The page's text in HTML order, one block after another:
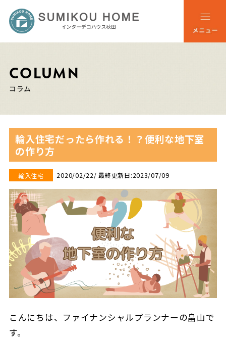
COLUMN
コラム
輸入住宅だったら作れる！？便利な地下室
の作り方
輸入住宅 2020/02/22/ 最終更新日:2023/07/09
こんにちは、ファイナンシャルプランナーの畠山で
す。